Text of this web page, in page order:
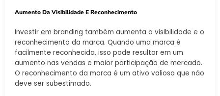
Aumento Da Visibilidade E Reconhecimento
Investir em branding também aumenta a visibilidade e o
reconhecimento da marca. Quando uma marca é
facilmente reconhecida, isso pode resultar em um
aumento nas vendas e maior participação de mercado.
O reconhecimento da marca é um ativo valioso que não
deve ser subestimado.